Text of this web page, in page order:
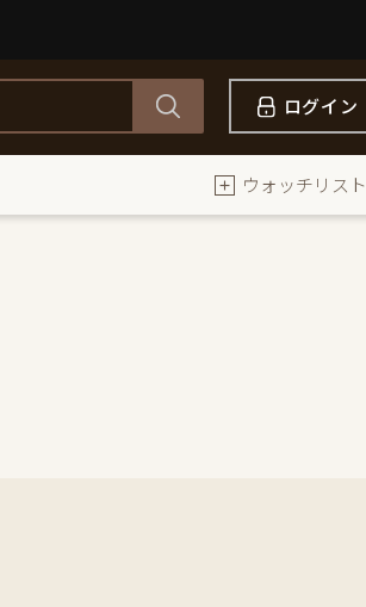
ログイン
ウォッチリスト